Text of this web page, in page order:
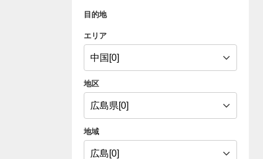
目的地
エリア
地区
地域